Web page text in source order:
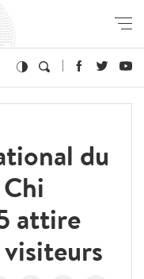
du
attire